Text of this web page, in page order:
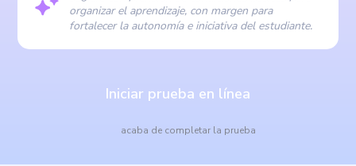
organizar el aprendizaje, con margen para
fortalecer la autonomía e iniciativa del estudiante.
Iniciar prueba en línea
acaba de completar la prueba